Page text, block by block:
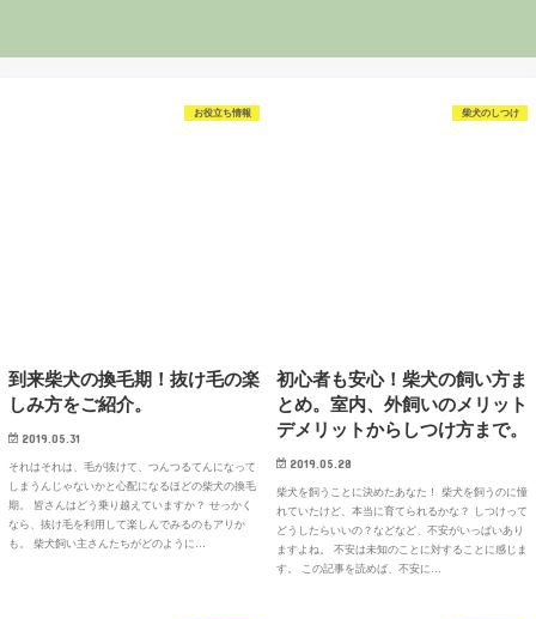
お役立ち情報
到来柴犬の換毛期！抜け毛の楽
しみ方をご紹介。
2019.05.31
それはそれは、毛が抜けて、つんつるてんになって
しまうんじゃないかと心配になるほどの柴犬の換毛
期。 皆さんはどう乗り越えていますか？ せっかく
なら、抜け毛を利用して楽しんでみるのもアリか
も。 柴犬飼い主さんたちがどのように…
柴犬のしつけ
初心者も安心！柴犬の飼い方ま
とめ。室内、外飼いのメリット
デメリットからしつけ方まで。
2019.05.28
柴犬を飼うことに決めたあなた！ 柴犬を飼うのに憧
れていたけど、本当に育てられるかな？ しつけって
どうしたらいいの？などなど、不安がいっぱいあり
ますよね。 不安は未知のことに対することに感じま
す。 この記事を読めば、不安に…